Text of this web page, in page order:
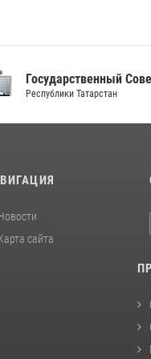
Государственный
Республики Татарстан
сайта